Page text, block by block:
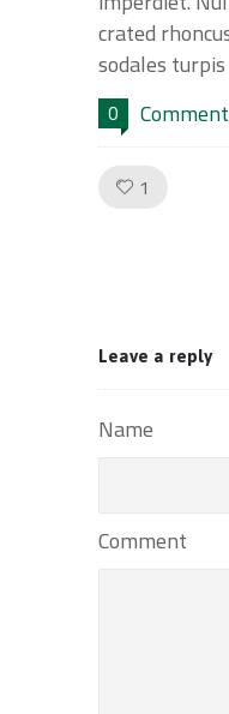
crated
sodales
0
1
Leave a reply
Name
Comment